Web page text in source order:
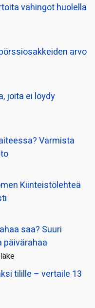
vahingot huolella
arvo
joita ei löydy
Varmista
Kiinteistölehteä
saa? Suuri
päivärahaa
tilille – vertaile 13